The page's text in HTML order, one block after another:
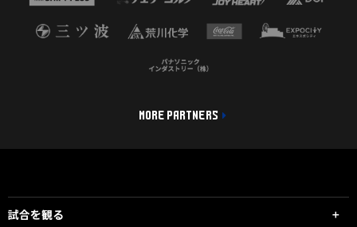
MORE PARTNERS
試合を観る